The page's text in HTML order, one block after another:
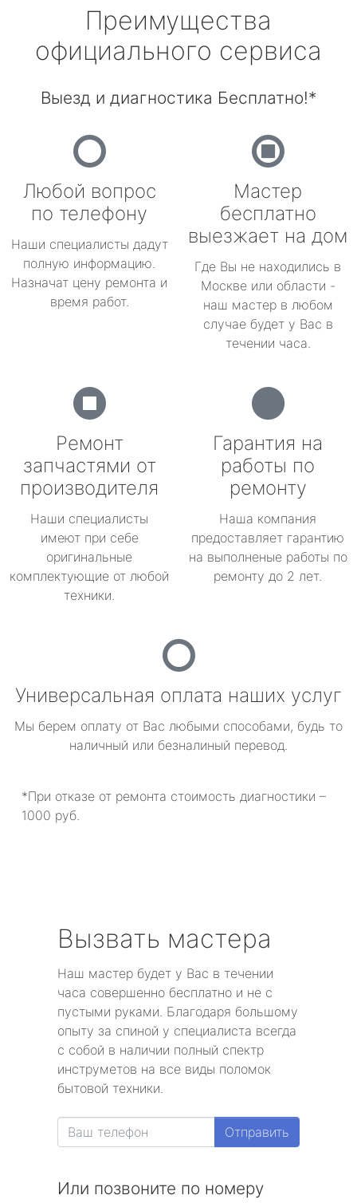
Преимущества
официального сервиса
Выезд и диагностика Бесплатно!*
Любой вопрос
по телефону
Наши специалисты дадут
полную информацию.
Назначат цену ремонта и
время работ.
Мастер
бесплатно
выезжает на дом
Где Вы не находились в
Москве или области -
наш мастер в любом
случае будет у Вас в
течении часа.
Ремонт
запчастями от
производителя
Наши специалисты
имеют при себе
оригинальные
комплектующие от любой
техники.
Гарантия на
работы по
ремонту
Наша компания
предоставляет гарантию
на выполненые работы по
ремонту до 2 лет.
Универсальная оплата наших услуг
Мы берем оплату от Вас любыми способами, будь то
наличный или безналиный перевод.
*При отказе от ремонта стоимость диагностики –
1000 руб.
Вызвать мастера
Наш мастер будет у Вас в течении
часа совершенно бесплатно и не с
пустыми руками. Благодаря большому
опыту за спиной у специалиста всегда
с собой в наличии полный спектр
инструметов на все виды поломок
бытовой техники.
Отправить
Или позвоните по номеру